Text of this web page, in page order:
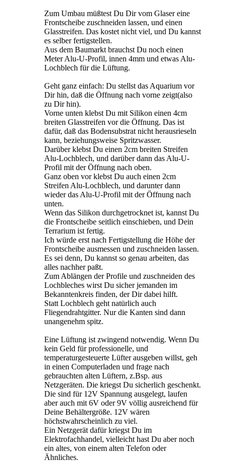
Zum Umbau müßtest Du Dir vom Glaser eine
Frontscheibe zuschneiden lassen, und einen
Glasstreifen. Das kostet nicht viel, und Du kannst
es selber fertigstellen.
Aus dem Baumarkt brauchst Du noch einen
Meter Alu-U-Profil, innen 4mm und etwas Alu-
Lochblech für die Lüftung.
Geht ganz einfach: Du stellst das Aquarium vor
Dir hin, daß die Öffnung nach vorne zeigt(also
zu Dir hin).
Vorne unten klebst Du mit Silikon einen 4cm
breiten Glasstreifen vor die Öffnung. Das ist
dafür, daß das Bodensubstrat nicht herausrieseln
kann, beziehungsweise Spritzwasser.
Darüber klebst Du einen 2cm breiten Streifen
Alu-Lochblech, und darüber dann das Alu-U-
Profil mit der Öffnung nach oben.
Ganz oben vor klebst Du auch einen 2cm
Streifen Alu-Lochblech, und darunter dann
wieder das Alu-U-Profil mit der Öffnung nach
unten.
Wenn das Silikon durchgetrocknet ist, kannst Du
die Frontscheibe seitlich einschieben, und Dein
Terrarium ist fertig.
Ich würde erst nach Fertigstellung die Höhe der
Frontscheibe ausmessen und zuschneiden lassen.
Es sei denn, Du kannst so genau arbeiten, das
alles nachher paßt.
Zum Ablängen der Profile und zuschneiden des
Lochbleches wirst Du sicher jemanden im
Bekanntenkreis finden, der Dir dabei hilft.
Statt Lochblech geht natürlich auch
Fliegendrahtgitter. Nur die Kanten sind dann
unangenehm spitz.
Eine Lüftung ist zwingend notwendig. Wenn Du
kein Geld für professionelle, und
temperaturgesteuerte Lüfter ausgeben willst, geh
in einen Computerladen und frage nach
gebrauchten alten Lüftern, z.Bsp. aus
Netzgeräten. Die kriegst Du sicherlich geschenkt.
Die sind für 12V Spannung ausgelegt, laufen
aber auch mit 6V oder 9V völlig ausreichend für
Deine Behältergröße. 12V wären
höchstwahrscheinlich zu viel.
Ein Netzgerät dafür kriegst Du im
Elektrofachhandel, vielleicht hast Du aber noch
ein altes, von einem alten Telefon oder
Ähnliches.